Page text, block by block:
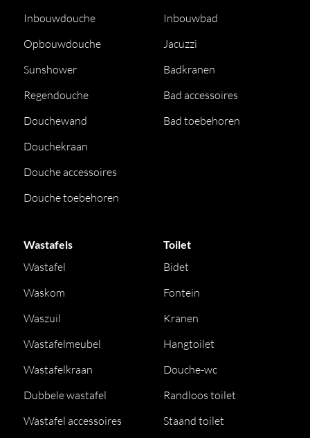
Inbouwdouche
Opbouwdouche
Sunshower
Regendouche
Douchewand
Douchekraan
Douche accessoires
Douche toebehoren
Inbouwbad
Jacuzzi
Badkranen
Bad accessoires
Bad toebehoren
Wastafels
Wastafel
Waskom
Waszuil
Wastafelmeubel
Wastafelkraan
Dubbele wastafel
Wastafel accessoires
Toilet
Bidet
Fontein
Kranen
Hangtoilet
Douche-wc
Randloos toilet
Staand toilet